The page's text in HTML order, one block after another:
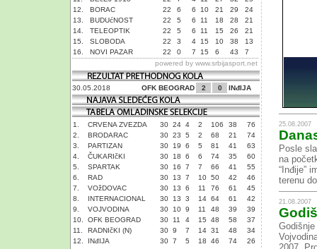
12.
BORAC 22 6 6 10 21 29
24
13.
BUDUćNOST 22 5 6 11 18 28
21
14.
TELEOPTIK 22 5 6 11 15 26
21
15.
SLOBODA 22 3 4 15 10 38
13
16.
NOVI PAZAR 22 0 7 15 6 43
7
powered by www.srbijasport.net
30.05.2018 OFK BEOGRAD 2 0 INđIJA
1. CRVENA ZVEZDA 30 24 4 2 106 38
76
2.
BRODARAC 30 23 5 2 68 21
74
3.
PARTIZAN 30 19 6 5 81 41
63
4.
ČUKARIčKI 30 18 6 6 74 35
60
5.
SPARTAK 30 16 7 7 66 41
55
6.
RAD 30 13 7 10 50 42
46
7.
VOžDOVAC 30 13 6 11 76 61
45
8.
INTERNACIONAL 30 13 3 14 64 61
42
9.
VOJVODINA 30 10 9 11 48 39
39
10.
OFK BEOGRAD 30 11 4 15 48 58
37
11.
RADNIčKI (N) 30 9 7 14 31 48
34
12.
INđIJA 30 7 5 18 46 74
26
25.08.2007
Posle
na
“Inđije”
terenu
21.08.2007